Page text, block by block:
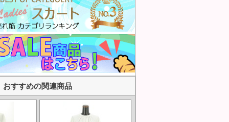
おすすめの関連商品